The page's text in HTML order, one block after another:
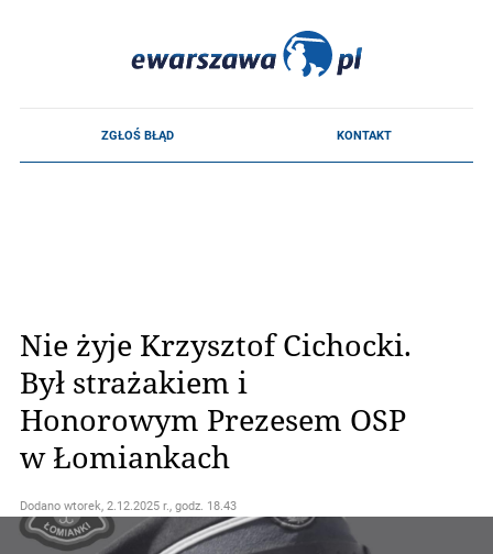
Nie żyje Krzysztof Cichocki.
Był strażakiem i
Honorowym Prezesem OSP
w Łomiankach
Dodano wtorek, 2.12.2025 r., godz. 18.43